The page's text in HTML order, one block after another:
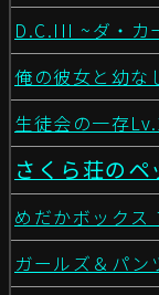
D.C.III ~ダ・カ
俺の彼女と幼な
生徒会の一存
さくら荘の
めだかボックス
ガールズ＆パン